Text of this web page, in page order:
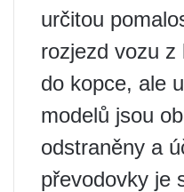
určitou
rozjezd vozu z
do kopce, ale
modelů jsou
odstraněny a
převodovky je